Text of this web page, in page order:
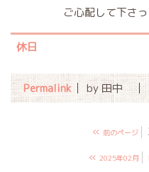
ご心配して下さ
休日
Permalink by 田中
« 前のページ
« 2025年02月